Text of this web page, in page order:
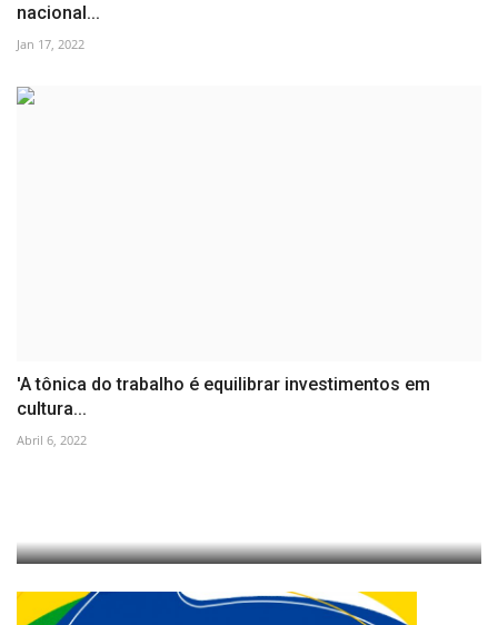
nacional...
Jan 17, 2022
'A tônica do trabalho é equilibrar investimentos em
cultura...
Abril 6, 2022